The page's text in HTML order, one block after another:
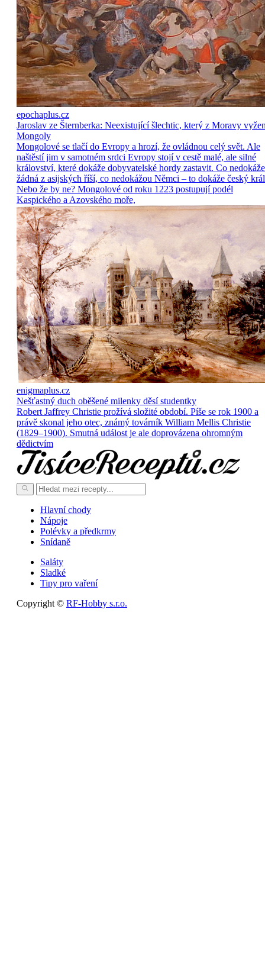
epochaplus.cz
Jaroslav ze Šternberka: Neexistující šlechtic, který z Moravy
Mongoly
Mongolové se tlačí do Evropy a hrozí, že ovládnou celý svět. Ale
naštěstí jim v samotném srdci Evropy stojí v cestě malé, ale silné
království, které dokáže dobyvatelské hordy zastavit. Co nedokáže
žádná z asijských říší, co nedokážou Němci – to dokáže český
Nebo že by ne? Mongolové od roku 1223 postupují podél
Kaspického a Azovského moře,
enigmaplus.cz
Nešťastný duch oběšené milenky děsí studentky
Robert Jaffrey Christie prožívá složité období. Píše se rok 1900 a
právě skonal jeho otec, známý továrník William Mellis Christie
(1829–1900). Smutná událost je ale doprovázena ohromným
dědictvím
Hlavní chody
Nápoje
Polévky a předkrmy
Snídaně
Saláty
Sladké
Tipy pro vaření
Copyright © RF-Hobby s.r.o.